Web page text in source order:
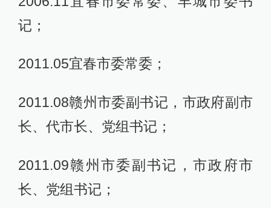
记；
2011.05宜春市委常委；
2011.08赣州市委副书记，市政府副市
长、代市长、党组书记；
2011.09赣州市委副书记，市政府市
长、党组书记；